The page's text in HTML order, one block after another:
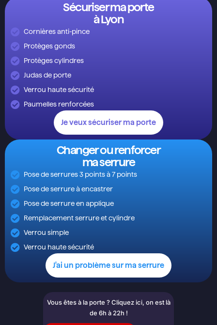
Sécuriser ma porte
à Lyon
Cornières anti-pince
Protèges gonds
Protèges cylindres
Judas de porte
Verrou haute sécurité
Paumelles renforcées
Je veux sécuriser ma porte
Changer ou renforcer
ma serrure
Pose de serrures 3 points à 7 points
Pose de serrure à encastrer
Pose de serrure en applique
Remplacement serrure et cylindre
Verrou simple
Verrou haute sécurité
J'ai un problème sur ma serrure
Vous êtes à la porte ? Cliquez ici, on est là
de 6h à 22h !